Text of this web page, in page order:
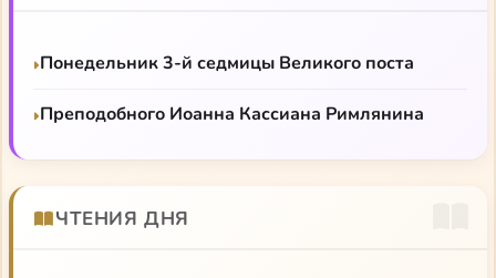
Иларион (Алфеев). «Антропология прп. Симеона
Керн в«Антропологии св. Григория Паламы»
Словарная статья Аверинцева
Понедельник 3-й седмицы Великого поста
Преподобного Иоанна Кассиана Римлянина
ЧТЕНИЯ ДНЯ